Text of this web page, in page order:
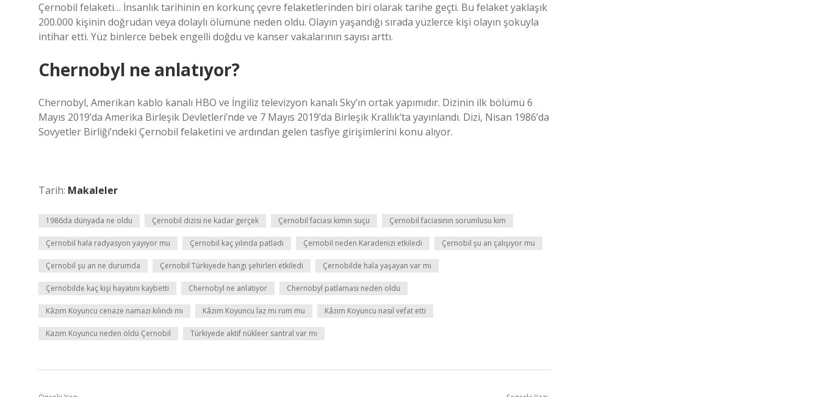
Çernobil felaketi… İnsanlık tarihinin en korkunç çevre felaketlerinden biri olarak tarihe geçti. Bu felaket yaklaşık
200.000 kişinin doğrudan veya dolaylı ölümüne neden oldu. Olayın yaşandığı sırada yüzlerce kişi olayın şokuyla
intihar etti. Yüz binlerce bebek engelli doğdu ve kanser vakalarının sayısı arttı.
Chernobyl ne anlatıyor?
Chernobyl, Amerikan kablo kanalı HBO ve İngiliz televizyon kanalı Sky’ın ortak yapımıdır. Dizinin ilk bölümü 6
Mayıs 2019’da Amerika Birleşik Devletleri’nde ve 7 Mayıs 2019’da Birleşik Krallık’ta yayınlandı. Dizi, Nisan 1986’da
Sovyetler Birliği’ndeki Çernobil felaketini ve ardından gelen tasfiye girişimlerini konu alıyor.
Tarih: Makaleler
1986da dünyada ne oldu Çernobil dizisi ne kadar gerçek Çernobil faciası kimin suçu Çernobil faciasının sorumlusu kim
Çernobil hala radyasyon yayıyor mu Çernobil kaç yılında patladı Çernobil neden Karadenizi etkiledi Çernobil şu an çalışıyor mu
Çernobil şu an ne durumda Çernobil Türkiyede hangi şehirleri etkiledi Çernobilde hala yaşayan var mı
Çernobilde kaç kişi hayatını kaybetti Chernobyl ne anlatıyor Chernobyl patlaması neden oldu
Kâzım Koyuncu cenaze namazı kılındı mı Kâzım Koyuncu laz mı rum mu Kâzım Koyuncu nasıl vefat etti
Kazım Koyuncu neden öldü Çernobil Türkiyede aktif nükleer santral var mı